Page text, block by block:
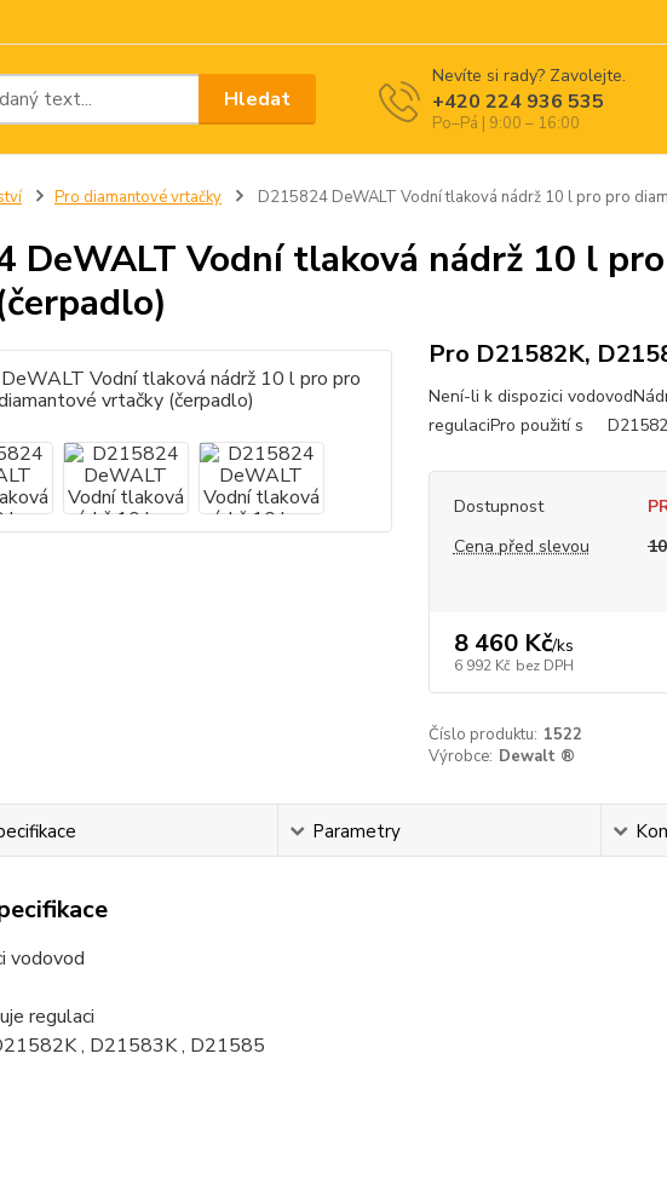
Hledat
Nevíte si rady? Zavolejte.
+420 224 936 535
Po–Pá | 9:00 – 16:00
Pro diamantové vrtačky D215824 DeWALT Vodní tlaková nádrž 10 l pro pro
DeWALT Vodní tlaková nádrž 10 l
Pro D21582K,
Není-li k dispozici
regulaciPro použití s
Dostupnost
Cena před slevou
8 460 Kč/ks
6 992 Kč bez DPH
Číslo produktu: 1522
Výrobce: Dewalt ®
Parametry
vodovod
regulaci
, D21583K , D21585